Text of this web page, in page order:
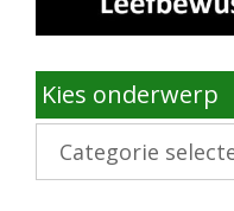
Kies onderwerp
Kies
onderwerp